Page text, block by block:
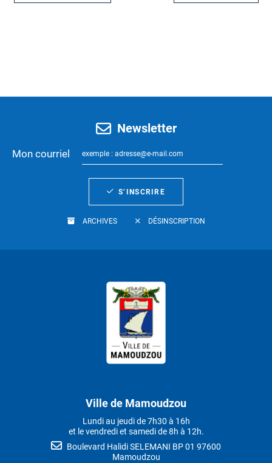
Newsletter
Mon courriel
S’INSCRIRE
ARCHIVES DÉSINSCRIPTION
Ville de Mamoudzou
Lundi au jeudi de 7h30 à 16h
et le vendredi et samedi de 8h à 12h.
Boulevard Halidi SELEMANI BP 01 97600
Mamoudzou